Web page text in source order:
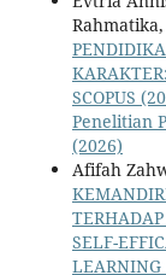
Rahmatika,
SCOPUS
Penelitian
(2026)
Afifah
SELF-